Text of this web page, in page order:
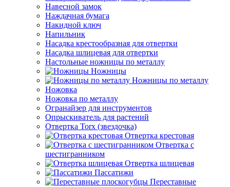
Навесной замок
Наждачная бумага
Накидной ключ
Напильник
Насадка крестообразная для отвертки
Насадка шлицевая для отвертки
Настольные ножницы по металлу
Ножницы
Ножницы по металлу
Ножовка
Ножовка по металлу
Огранайзер для инструментов
Опрыскиватель для растений
Отвертка Torx (звездочка)
Отвертка крестовая
Отвертка с
шестигранником
Отвертка шлицевая
Пассатижи
Переставные